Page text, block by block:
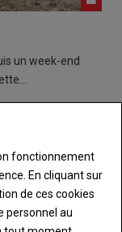
un week-end
fonctionnement
En cliquant sur
de ces cookies
personnel au